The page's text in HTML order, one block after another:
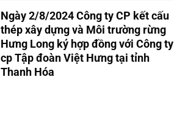
Ngày 2/8/2024 Công ty CP kết cấu
thép xây dựng và Môi trường rừng
Hưng Long ký hợp đồng với Công ty
cp Tập đoàn Việt Hưng tại tỉnh
Thanh Hóa